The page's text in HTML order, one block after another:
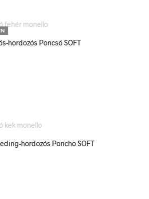
hordozós Poncsó SOFT
hordozós Poncho SOFT